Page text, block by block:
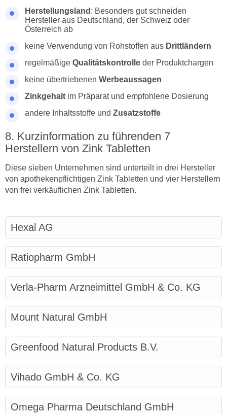
Herstellungsland : Besonders gut schneiden
Hersteller aus Deutschland, der Schweiz oder
Österreich ab
keine Verwendung von Rohstoffen aus Drittländern
regelmäßige Qualitätskontrolle der Produktchargen
keine übertriebenen Werbeaussagen
Zinkgehalt im Präparat und empfohlene Dosierung
andere Inhaltsstoffe und Zusatzstoffe
Kurzinformation zu führenden 7
Herstellern von Zink Tabletten
Diese sieben Unternehmen sind unterteilt in drei Hersteller
von apothekenpflichtigen Zink Tabletten und vier Herstellern
von frei verkäuflichen Zink Tabletten.
Hexal AG
Ratiopharm GmbH
Verla-Pharm Arzneimittel GmbH & Co. KG
Mount Natural GmbH
Greenfood Natural Products B.V.
Vihado GmbH & Co. KG
Omega Pharma Deutschland GmbH